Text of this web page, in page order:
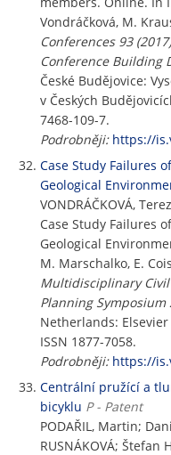
Vondráčková, M.
Conferences 93
Conference Building
České Budějovice:
v Českých
7468-109-7.
Podrobněji: https://
Case Study Failures
Geological
VONDRÁČKOVÁ,
Case Study Failures
Geological
M. Marschalko, E.
Multidisciplinary
Planning Symposium
Netherlands: Elsevier
ISSN 1877-7058.
Podrobněji: https://
Centrální pružící a
bicyklu P - Patent
PODAŘIL, Martin;
RUSNÁKOVÁ; Štefan